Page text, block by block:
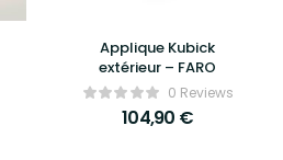
Applique Kubick
extérieur – FARO
0 Reviews
104,90 €